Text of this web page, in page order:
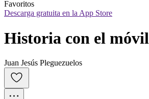
Favoritos
Descarga gratuita en la App Store
Historia con el móvil
Juan Jesús Pleguezuelos